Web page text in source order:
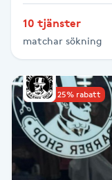
BIAB
Bottenfärg
Brynformning
10 tjänster
matchar sökning
Upp till 25% rabatt